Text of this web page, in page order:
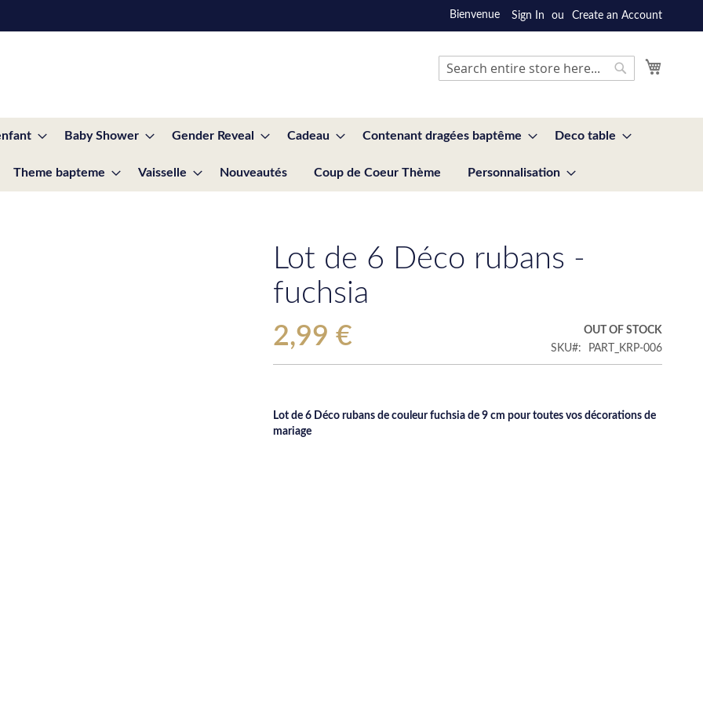
Bienvenue Sign In Create an Account
Search
Baby Shower Gender Reveal Cadeau Contenant dragées baptême Deco table
Theme bapteme Vaisselle Nouveautés Coup de Coeur Thème Personnalisation
Lot de 6 Déco rubans -
fuchsia
2,99 €
OUT OF STOCK
SKU
PART_KRP-006
Lot de 6 Déco rubans de couleur fuchsia de 9 cm pour toutes vos décorations de
mariage